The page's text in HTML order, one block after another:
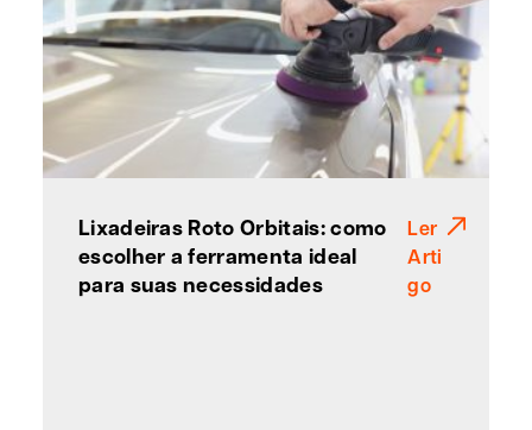
Lixadeiras Roto Orbitais: como
escolher a ferramenta ideal
para suas necessidades
Ler
Arti
go